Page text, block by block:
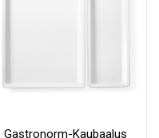
Gastronorm-Kaubaalus